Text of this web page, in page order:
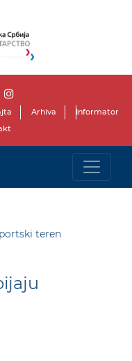
Arhiva
Informator
teren